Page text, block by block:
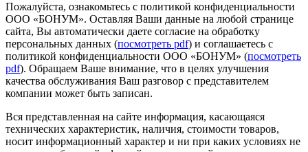
Пожалуйста, ознакомьтесь с политикой конфиденциальности
ООО «БОНУМ». Оставляя Ваши данные на любой странице
сайта, Вы автоматически даете согласие на обработку
персональных данных (посмотреть pdf) и соглашаетесь с
политикой конфиденциальности ООО «БОНУМ» (посмотреть
pdf). Обращаем Ваше внимание, что в целях улучшения
качества обслуживания Ваш разговор с представителем
компании может быть записан.
Вся представленная на сайте информация, касающаяся
технических характеристик, наличия, стоимости товаров,
носит информационный характер и ни при каких условиях не